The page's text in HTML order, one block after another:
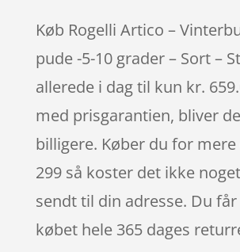
Køb Rogelli Artico –
pude -5-10 grader – Sort –
allerede i dag til kun kr.
med prisgarantien, bliver
billigere. Køber du for mere
299 så koster det ikke
sendt til din adresse. Du
købet hele 365 dages